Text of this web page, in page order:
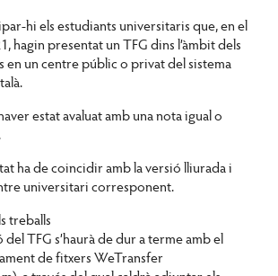
hi els estudiants universitaris que, en el
hagin presentat un TFG dins l’àmbit dels
en un centre públic o privat del sistema
estat avaluat amb una nota igual o
ha de coincidir amb la versió lliurada i
universitari corresponent.
treballs
del TFG s’haurà de dur a terme amb el
de fitxers WeTransfer